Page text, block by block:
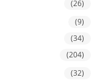
(26)
(9)
(34)
(204)
(32)